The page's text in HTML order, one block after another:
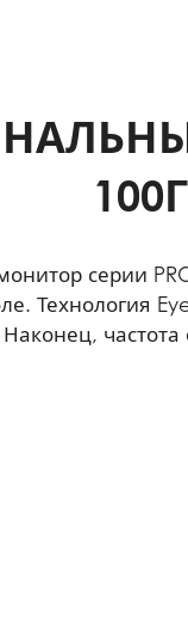
серии
Технология
Наконец,